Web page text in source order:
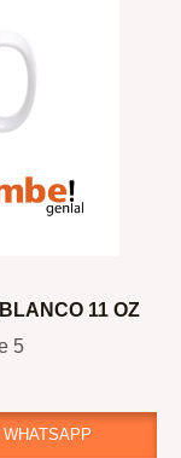
11 OZ
5